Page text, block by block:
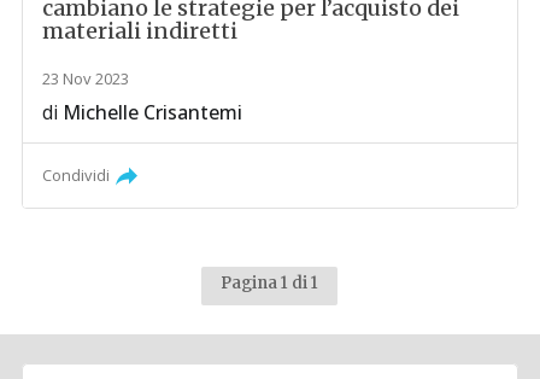
cambiano le strategie per l’acquisto dei
materiali indiretti
23 Nov 2023
di Michelle Crisantemi
Condividi
Pagina 1 di 1